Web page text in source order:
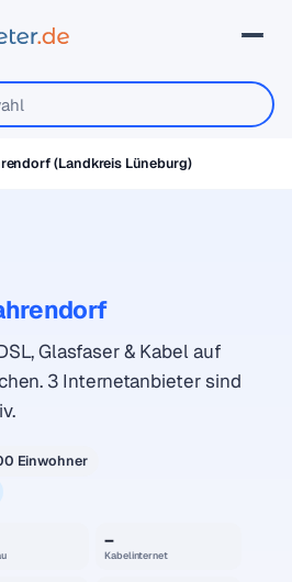
(Landkreis Lüneburg)
Glasfaser & Kabel auf
3 Internetanbieter sind
Einwohner
–
Kabelinternet